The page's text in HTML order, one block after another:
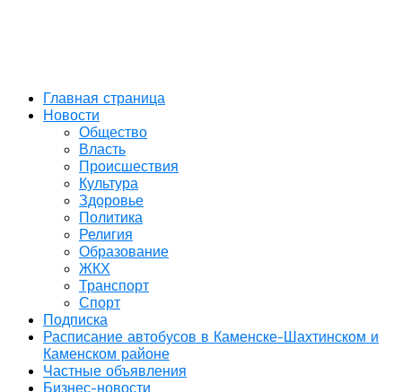
Главная страница
Новости
Общество
Власть
Происшествия
Культура
Здоровье
Политика
Религия
Образование
ЖКХ
Транспорт
Спорт
Подписка
Расписание автобусов в Каменске-Шахтинском и
Каменском районе
Частные объявления
Бизнес-новости